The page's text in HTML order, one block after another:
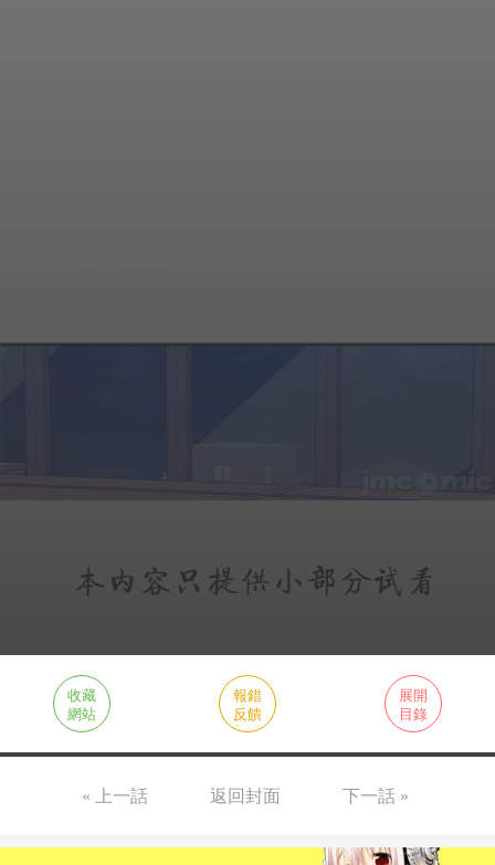
收藏
網站
報錯
反饋
展開
目錄
« 上一話 返回封面 下一話 »